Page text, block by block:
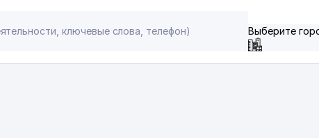
Выберите